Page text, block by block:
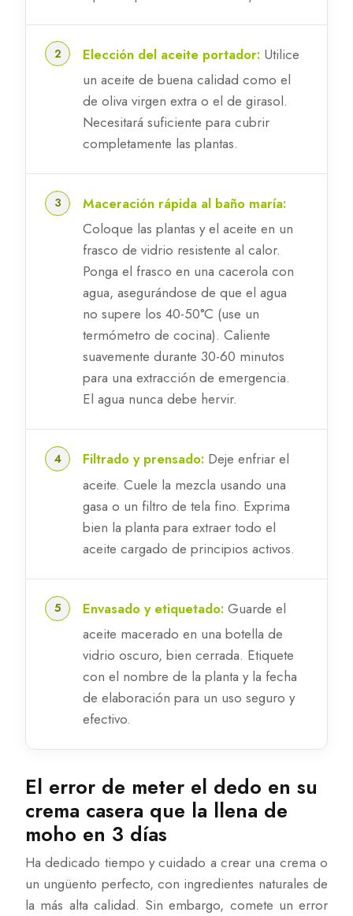
Elección del aceite portador: Utilice
un aceite de buena calidad como el
de oliva virgen extra o el de girasol.
Necesitará suficiente para cubrir
completamente las plantas.
Maceración rápida al baño maría:
Coloque las plantas y el aceite en un
frasco de vidrio resistente al calor.
Ponga el frasco en una cacerola con
agua, asegurándose de que el agua
no supere los 40-50°C (use un
termómetro de cocina). Caliente
suavemente durante 30-60 minutos
para una extracción de emergencia.
El agua nunca debe hervir.
Filtrado y prensado: Deje enfriar el
aceite. Cuele la mezcla usando una
gasa o un filtro de tela fino. Exprima
bien la planta para extraer todo el
aceite cargado de principios activos.
Envasado y etiquetado: Guarde el
aceite macerado en una botella de
vidrio oscuro, bien cerrada. Etiquete
con el nombre de la planta y la fecha
de elaboración para un uso seguro y
efectivo.
El error de meter el dedo en su
crema casera que la llena de
moho en 3 días
Ha dedicado tiempo y cuidado a crear una crema o
un ungüento perfecto, con ingredientes naturales de
la más alta calidad. Sin embargo, comete un error